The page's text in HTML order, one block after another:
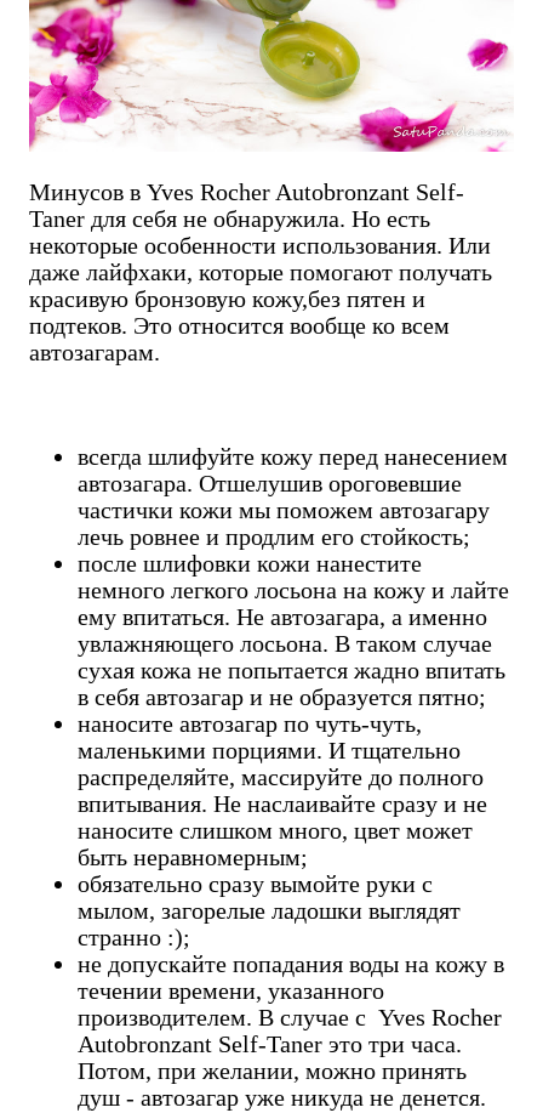
Минусов в Yves Rocher Autobronzant Self-
Taner для себя не обнаружила. Но есть
некоторые особенности использования. Или
даже лайфхаки, которые помогают получать
красивую бронзовую кожу,без пятен и
подтеков. Это относится вообще ко всем
автозагарам.
всегда шлифуйте кожу перед нанесением
автозагара. Отшелушив ороговевшие
частички кожи мы поможем автозагару
лечь ровнее и продлим его стойкость;
после шлифовки кожи нанестите
немного легкого лосьона на кожу и лайте
ему впитаться. Не автозагара, а именно
увлажняющего лосьона. В таком случае
сухая кожа не попытается жадно впитать
в себя автозагар и не образуется пятно;
наносите автозагар по чуть-чуть,
маленькими порциями. И тщательно
распределяйте, массируйте до полного
впитывания. Не наслаивайте сразу и не
наносите слишком много, цвет может
быть неравномерным;
обязательно сразу вымойте руки с
мылом, загорелые ладошки выглядят
странно :);
не допускайте попадания воды на кожу в
течении времени, указанного
производителем. В случае с Yves Rocher
Autobronzant Self-Taner это три часа.
Потом, при желании, можно принять
душ - автозагар уже никуда не денется.